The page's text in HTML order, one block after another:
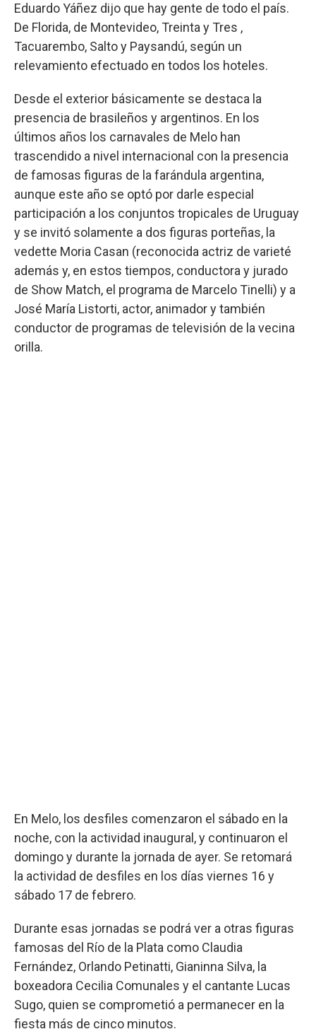
Eduardo Yáñez dijo que hay gente de todo el país.
De Florida, de Montevideo, Treinta y Tres ,
Tacuarembo, Salto y Paysandú, según un
relevamiento efectuado en todos los hoteles.
Desde el exterior básicamente se destaca la
presencia de brasileños y argentinos. En los
últimos años los carnavales de Melo han
trascendido a nivel internacional con la presencia
de famosas figuras de la farándula argentina,
aunque este año se optó por darle especial
participación a los conjuntos tropicales de Uruguay
y se invitó solamente a dos figuras porteñas, la
vedette Moria Casan (reconocida actriz de varieté
además y, en estos tiempos, conductora y jurado
de Show Match, el programa de Marcelo Tinelli) y a
José María Listorti, actor, animador y también
conductor de programas de televisión de la vecina
orilla.
En Melo, los desfiles comenzaron el sábado en la
noche, con la actividad inaugural, y continuaron el
domingo y durante la jornada de ayer. Se retomará
la actividad de desfiles en los días viernes 16 y
sábado 17 de febrero.
Durante esas jornadas se podrá ver a otras figuras
famosas del Río de la Plata como Claudia
Fernández, Orlando Petinatti, Gianinna Silva, la
boxeadora Cecilia Comunales y el cantante Lucas
Sugo, quien se comprometió a permanecer en la
fiesta más de cinco minutos.